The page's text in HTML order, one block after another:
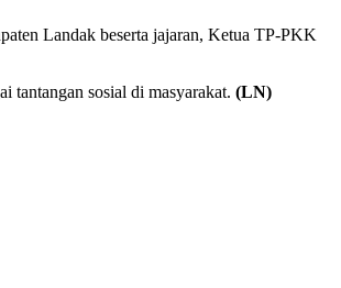
Landak beserta jajaran, Ketua TP-PKK
tantangan sosial di masyarakat. (LN)